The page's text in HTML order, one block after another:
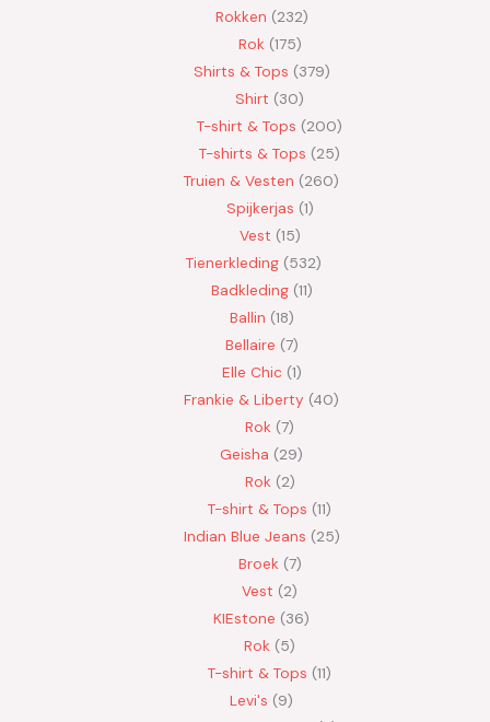
Rokken 232
Rok 175
Shirts & Tops 379
Shirt
30
T-shirt & Tops
200
T-shirts & Tops
25
Truien & Vesten
260
Spijkerjas 1
Vest 15
Tienerkleding 532
Badkleding 11
Ballin 18
Bellaire 7
Elle Chic 1
Frankie & Liberty 40
Rok 7
Geisha
29
Rok 2
T-shirt & Tops 11
Indian Blue Jeans 25
Broek 7
Vest
2
KIEstone
36
Rok 5
T-shirt & Tops 11
Levi's
9